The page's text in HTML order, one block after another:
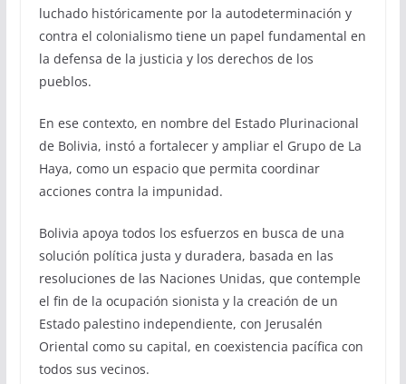
luchado históricamente por la autodeterminación y
contra el colonialismo tiene un papel fundamental en
la defensa de la justicia y los derechos de los
pueblos.
En ese contexto, en nombre del Estado Plurinacional
de Bolivia, instó a fortalecer y ampliar el Grupo de La
Haya, como un espacio que permita coordinar
acciones contra la impunidad.
Bolivia apoya todos los esfuerzos en busca de una
solución política justa y duradera, basada en las
resoluciones de las Naciones Unidas, que contemple
el fin de la ocupación sionista y la creación de un
Estado palestino independiente, con Jerusalén
Oriental como su capital, en coexistencia pacífica con
todos sus vecinos.